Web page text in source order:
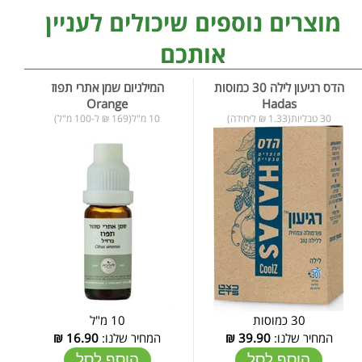
מוצרים נוספים שיכולים לעניין
אותכם
הדס רגיעון לילה 30 כמוסות
Hadas
30 טבליות(1.33 ₪ ליחידה)
30 כמוסות
המחיר שלנו:39.90
₪
המילניום שמן אתרי תפוז
Orange
10 מ"ל(169 ₪ ל-100 מ"ל)
10 מ"ל
המחיר שלנו: 16.90
₪